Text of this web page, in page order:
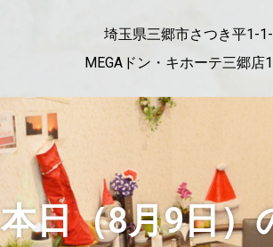
埼玉県三郷市さつき平1-
MEGAドン・キホーテ三郷店
本日（8月9日）